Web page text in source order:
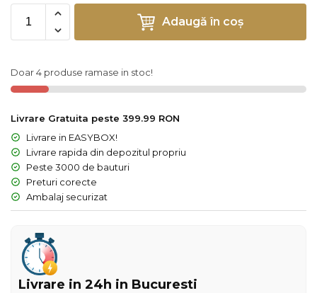
Livrare Gratuita peste 399.99 RON
Livrare in EASYBOX!
Livrare rapida din depozitul propriu
Peste 3000 de bauturi
Preturi corecte
Ambalaj securizat
Livrare in 24h in Bucuresti
Adaugă în coș
Doar 4 produse ramase in stoc!